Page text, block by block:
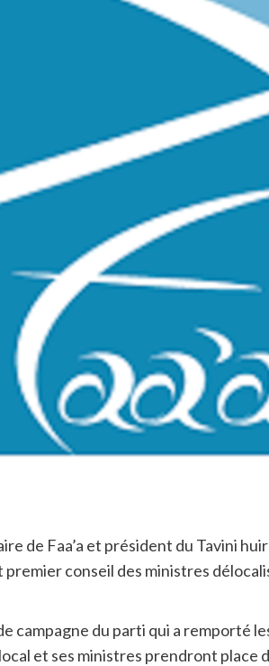
de Faa’a et président du Tavini
premier conseil des ministres
campagne du parti qui a remporté
et ses ministres prendront place